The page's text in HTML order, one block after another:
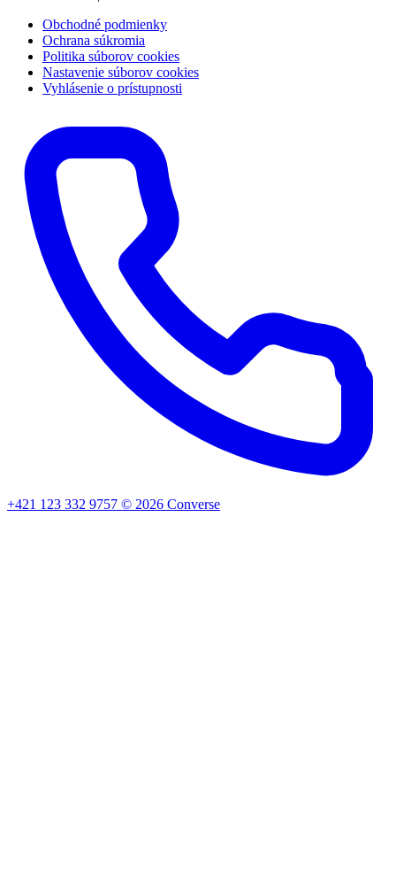
Obchodné podmienky
Ochrana súkromia
Politika súborov cookies
Nastavenie súborov cookies
Vyhlásenie o prístupnosti
+421 123 332 9757 © 2026 Converse